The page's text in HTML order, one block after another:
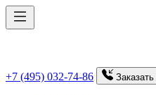
+7 (495) 032-74-86 Заказать